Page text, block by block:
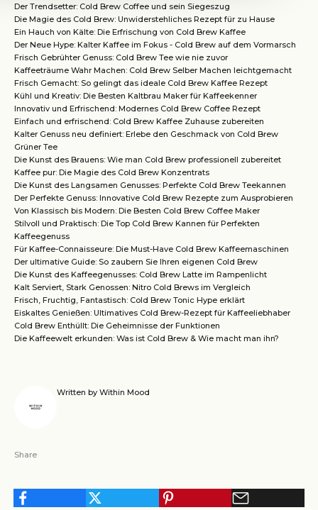
Der Trendsetter: Cold Brew Coffee und sein Siegeszug
Die Magie des Cold Brew: Unwiderstehliches Rezept für zu Hause
Ein Hauch von Kälte: Die Erfrischung von Cold Brew Kaffee
Der Neue Hype: Kalter Kaffee im Fokus - Cold Brew auf dem Vormarsch
Frisch Gebrühter Genuss: Cold Brew Tee wie nie zuvor
Kaffeeträume Wahr Machen: Cold Brew Selber Machen leichtgemacht
Frisch Gemacht: So gelingt das ideale Cold Brew Kaffee Rezept
Kühl und Kreativ: Die Besten Kaltbrau Maker für Kaffeekenner
Innovativ und Erfrischend: Modernes Cold Brew Coffee Rezept
Einfach und erfrischend: Cold Brew Kaffee Zuhause zubereiten
Kalter Genuss neu definiert: Erlebe den Geschmack von Cold Brew
Grüner Tee
Die Kunst des Brauens: Wie man Cold Brew professionell zubereitet
Kaffee pur: Die Magie des Cold Brew Konzentrats
Die Kunst des Langsamen Genusses: Perfekte Cold Brew Teekannen
Der Perfekte Genuss: Innovative Cold Brew Rezepte zum Ausprobieren
Von Klassisch bis Modern: Die Besten Cold Brew Coffee Maker
Stilvoll und Praktisch: Die Top Cold Brew Kannen für Perfekten
Kaffeegenuss
Für Kaffee-Connaisseure: Die Must-Have Cold Brew Kaffeemaschinen
Der ultimative Guide: So zaubern Sie Ihren eigenen Cold Brew
Die Kunst des Kaffeegenusses: Cold Brew Latte im Rampenlicht
Kalt Serviert, Stark Genossen: Nitro Cold Brews im Vergleich
Frisch, Fruchtig, Fantastisch: Cold Brew Tonic Hype erklärt
Eiskaltes Genießen: Ultimatives Cold Brew-Rezept für Kaffeeliebhaber
Cold Brew Enthüllt: Die Geheimnisse der Funktionen
Die Kaffeewelt erkunden: Was ist Cold Brew & Wie macht man ihn?
Written by Within Mood
Share